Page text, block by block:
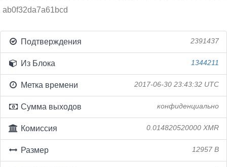
ab0f32da7a61bcd
Подтверждения 2391437
Из Блока 1344211
Метка времени 2017-06-30 23:43:32 UTC
Сумма выходов конфиденциально
Комиссия 0.014820520000 XMR
Размер 12957 B